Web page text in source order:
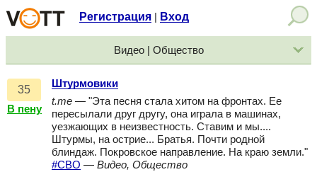
Регистрация Вход
Видео | Общество
35
В пену
Штурмовики
t.me — "Эта песня стала хитом на фронтах. Ее
пересылали друг другу, она играла в машинах,
уезжающих в неизвестность. Ставим и мы....
Штурмы, на острие... Братья. Почти родной
блиндаж. Покровское направление. На краю земли."
#СВО — Видео, Общество